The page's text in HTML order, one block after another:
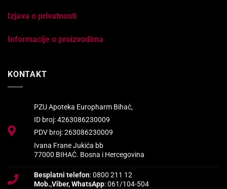
Izjava o privatnosti
Informacije o proizvodima
KONTAKT
PZU Apoteka Europharm Bihać,
ID broj: 4263086230009
PDV broj: 263086230009
Ivana Frane Jukića bb
77000 BIHAĆ. Bosna i Hercegovina
Besplatni telefon: 0800 211 12
Mob.,Viber, WhatsApp: 061/104-504